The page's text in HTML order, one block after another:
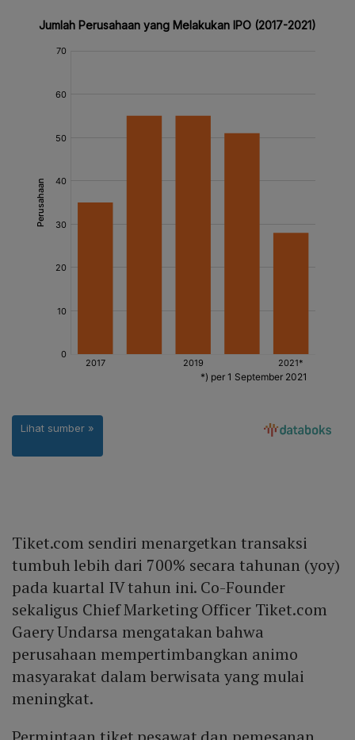
Tiket.com sendiri menargetkan transaksi
tumbuh lebih dari 700% secara tahunan (yoy)
pada kuartal IV tahun ini. Co-Founder
sekaligus Chief Marketing Officer Tiket.com
Gaery Undarsa mengatakan bahwa
perusahaan mempertimbangkan animo
masyarakat dalam berwisata yang mulai
meningkat.